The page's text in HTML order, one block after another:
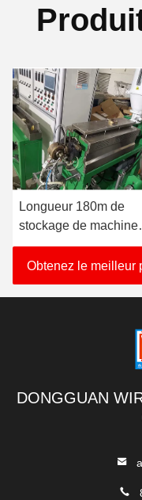
Longueur 180m de
stockage de machine
d'extrudeuse de
PVC de GV pour
VCT
Obtenez le meilleur
DONGGUAN